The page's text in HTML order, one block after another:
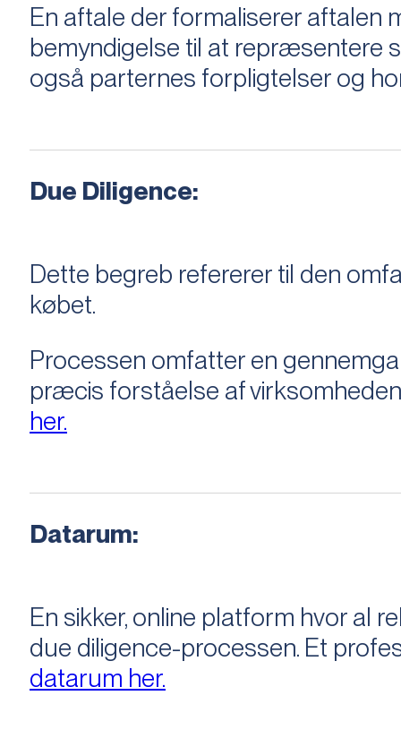
En aftale der formaliserer
bemyndigelse til at repræsentere
også parternes forpligtelser og
Due Diligence:
Dette begreb refererer til den
købet.
Processen omfatter en
præcis forståelse af
her.
Datarum:
En sikker, online platform hvor al
due diligence-processen. Et
datarum her.